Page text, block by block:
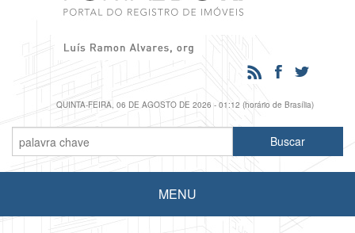
QUINTA-FEIRA, 06 DE AGOSTO DE 2026 - 01:12 (horário de Brasília)
MENU